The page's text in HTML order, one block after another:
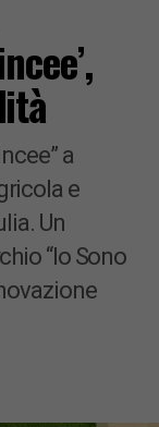
a
e
Un
“Io Sono